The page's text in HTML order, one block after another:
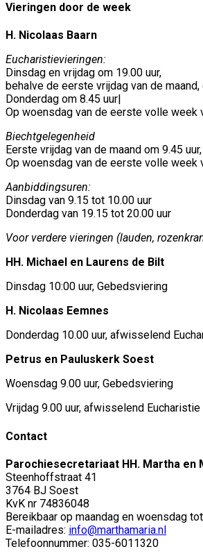
Vieringen door de week
H. Nicolaas Baarn
Eucharistievieringen:
Dinsdag en vrijdag om 19.00 uur,
behalve de eerste vrijdag van de
Donderdag om 8.45 uur|
Op woensdag van de eerste volle week
Biechtgelegenheid
Eerste vrijdag van de maand om 9.45
Op woensdag van de eerste volle week
Aanbiddingsuren:
Dinsdag van 9.15 tot 10.00 uur
Donderdag van 19.15 tot 20.00 uur
Voor verdere vieringen (lauden,
HH. Michael en Laurens de Bilt
Dinsdag 10:00 uur, Gebedsviering
H. Nicolaas Eemnes
Donderdag 10.00 uur, afwisselend
Petrus en Pauluskerk Soest
Woensdag 9.00 uur, Gebedsviering
Vrijdag 9.00 uur, afwisselend
Contact
Parochiesecretariaat HH. Martha en
Steenhoffstraat 41
3764 BJ Soest
KvK nr 74836048
Bereikbaar op maandag en woensdag
E-mailadres: info@marthamaria.nl
Telefoonnummer: 035-6011320